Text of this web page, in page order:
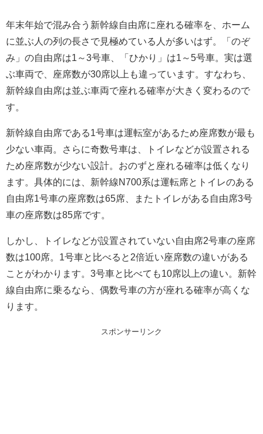
年末年始で混み合う新幹線自由席に座れる確率を、ホーム
に並ぶ人の列の長さで見極めている人が多いはず。「のぞ
み」の自由席は1～3号車、「ひかり」は1～5号車。実は選
ぶ車両で、座席数が30席以上も違っています。すなわち、
新幹線自由席は並ぶ車両で座れる確率が大きく変わるので
す。
新幹線自由席である1号車は運転室があるため座席数が最も
少ない車両。さらに奇数号車は、トイレなどが設置される
ため座席数が少ない設計。おのずと座れる確率は低くなり
ます。具体的には、新幹線N700系は運転席とトイレのある
自由席1号車の座席数は65席、またトイレがある自由席3号
車の座席数は85席です。
しかし、トイレなどが設置されていない自由席2号車の座席
数は100席。1号車と比べると2倍近い座席数の違いがある
ことがわかります。3号車と比べても10席以上の違い。新幹
線自由席に乗るなら、偶数号車の方が座れる確率が高くな
ります。
スポンサーリンク